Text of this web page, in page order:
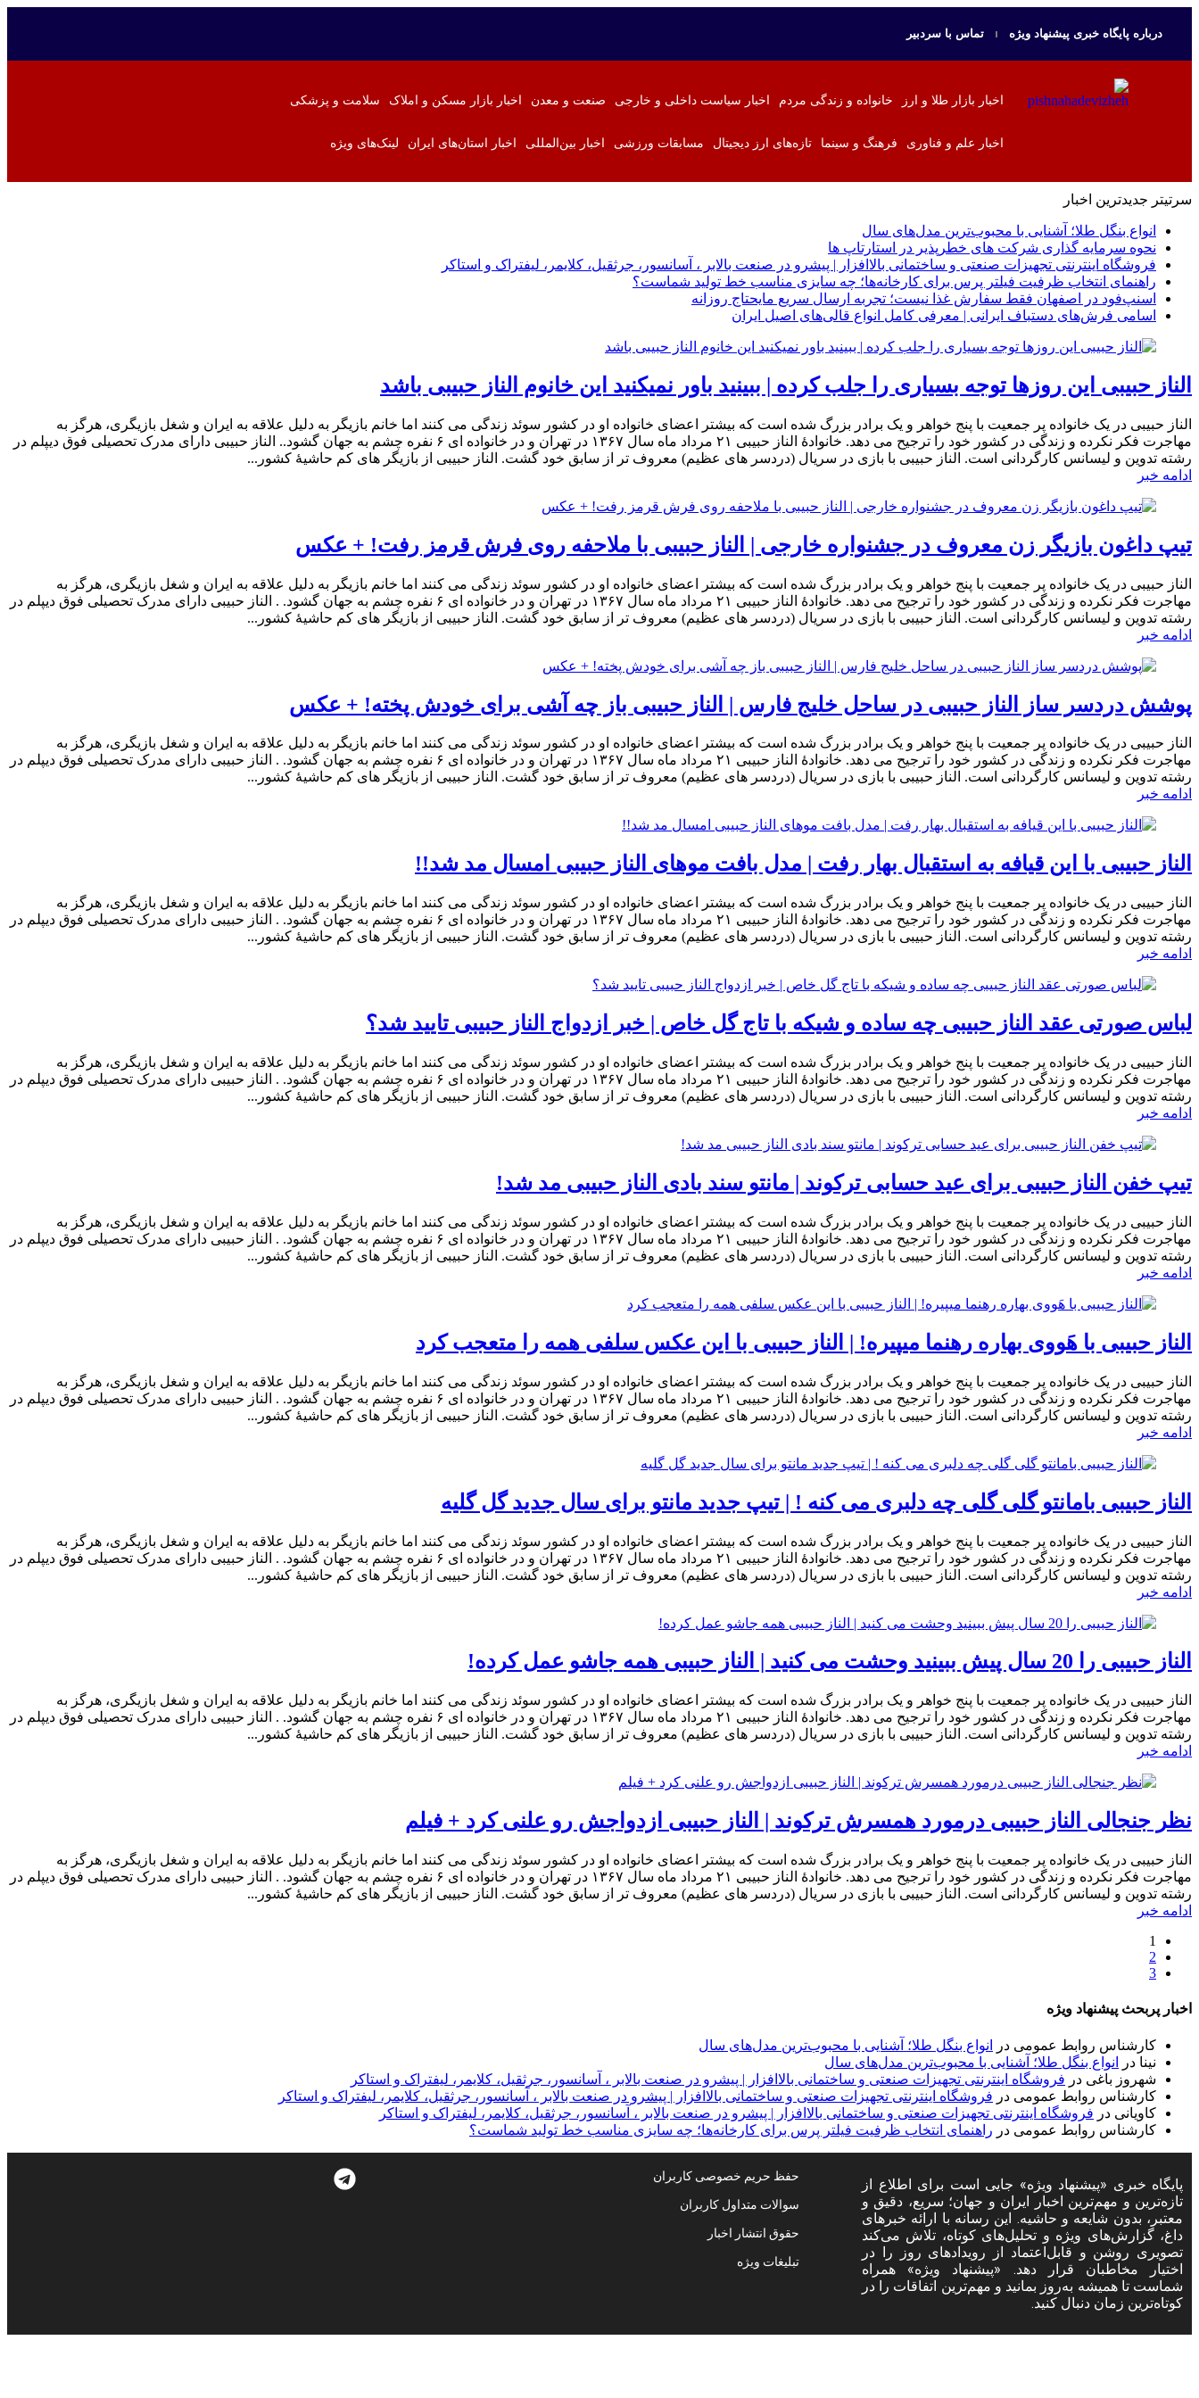
درباره پایگاه خبری پیشنهاد ویژه تماس با سردبیر
اخبار بازار طلا و ارز خانواده و زندگی مردم اخبار سیاست داخلی و خارجی صنعت و معدن اخبار بازار مسکن و املاک سلامت و پزشکی
اخبار علم و فناوری فرهنگ و سینما تازه‌های ارز دیجیتال مسابقات ورزشی اخبار بین‌المللی اخبار استان‌های ایران لینک‌های ویژه
سرتیتر جدیدترین اخبار
انواع بنگل طلا؛ آشنایی با محبوب‌ترین مدل‌های سال
نحوه سرمایه‌ گذاری شرکت‌ های خطرپذیر در استارتاپ ها
فروشگاه اینترنتی تجهیزات صنعتی و ساختمانی بالاافزار | پیشرو در صنعت بالابر ، آسانسور، جرثقیل، کلایمر، لیفتراک و استاکر
راهنمای انتخاب ظرفیت فیلتر پرس برای کارخانه‌ها؛ چه سایزی مناسب خط تولید شماست؟
اسنپ‌فود در اصفهان فقط سفارش غذا نیست؛ تجربه ارسال سریع مایحتاج روزانه
اسامی فرش‌های دستباف ایرانی | معرفی کامل انواع قالی‌های اصیل ایران
الناز حبیبی این روزها توجه بسیاری را جلب کرده | ببینید باور نمیکنید این خانوم الناز حبیبی باشد
الناز حبیبی در یک خانواده پر جمعیت با پنج خواهر و یک برادر بزرگ شده است که بیشتر اعضای خانواده او در کشور سوئد زندگی می کنند اما خانم بازیگر به دلیل علاقه به ایران و شغل بازیگری، هرگز به
مهاجرت فکر نکرده و زندگی در کشور خود را ترجیح می دهد. خانوادۀ الناز حبیبی ۲۱ مرداد ماه سال ۱۳۶۷ در تهران و در خانواده ای ۶ نفره چشم به جهان گشود.. الناز حبیبی دارای مدرک تحصیلی فوق دیپلم در
رشته تدوین و لیسانس کارگردانی است. الناز حبیبی با بازی در سریال (دردسر های عظیم) معروف تر از سابق خود گشت. الناز حبیبی از بازیگر های کم حاشیۀ کشور...
ادامه خبر
تیپ داغون بازیگر زن معروف در جشنواره خارجی | الناز حبیبی با ملاحفه روی فرش قرمز رفت! + عکس
الناز حبیبی در یک خانواده پر جمعیت با پنج خواهر و یک برادر بزرگ شده است که بیشتر اعضای خانواده او در کشور سوئد زندگی می کنند اما خانم بازیگر به دلیل علاقه به ایران و شغل بازیگری، هرگز به
مهاجرت فکر نکرده و زندگی در کشور خود را ترجیح می دهد. خانوادۀ الناز حبیبی ۲۱ مرداد ماه سال ۱۳۶۷ در تهران و در خانواده ای ۶ نفره چشم به جهان گشود. . الناز حبیبی دارای مدرک تحصیلی فوق دیپلم در
رشته تدوین و لیسانس کارگردانی است. الناز حبیبی با بازی در سریال (دردسر های عظیم) معروف تر از سابق خود گشت. الناز حبیبی از بازیگر های کم حاشیۀ کشور...
ادامه خبر
پوشش دردسر ساز الناز حبیبی در ساحل خلیج فارس | الناز حبیبی باز چه آشی برای خودش پخته! + عکس
الناز حبیبی در یک خانواده پر جمعیت با پنج خواهر و یک برادر بزرگ شده است که بیشتر اعضای خانواده او در کشور سوئد زندگی می کنند اما خانم بازیگر به دلیل علاقه به ایران و شغل بازیگری، هرگز به
مهاجرت فکر نکرده و زندگی در کشور خود را ترجیح می دهد. خانوادۀ الناز حبیبی ۲۱ مرداد ماه سال ۱۳۶۷ در تهران و در خانواده ای ۶ نفره چشم به جهان گشود. . الناز حبیبی دارای مدرک تحصیلی فوق دیپلم در
رشته تدوین و لیسانس کارگردانی است. الناز حبیبی با بازی در سریال (دردسر های عظیم) معروف تر از سابق خود گشت. الناز حبیبی از بازیگر های کم حاشیۀ کشور...
ادامه خبر
الناز حبیبی با این قیافه به استقبال بهار رفت | مدل بافت موهای الناز حبیبی امسال مد شد!!
الناز حبیبی در یک خانواده پر جمعیت با پنج خواهر و یک برادر بزرگ شده است که بیشتر اعضای خانواده او در کشور سوئد زندگی می کنند اما خانم بازیگر به دلیل علاقه به ایران و شغل بازیگری، هرگز به
مهاجرت فکر نکرده و زندگی در کشور خود را ترجیح می دهد. خانوادۀ الناز حبیبی ۲۱ مرداد ماه سال ۱۳۶۷ در تهران و در خانواده ای ۶ نفره چشم به جهان گشود. . الناز حبیبی دارای مدرک تحصیلی فوق دیپلم در
رشته تدوین و لیسانس کارگردانی است. الناز حبیبی با بازی در سریال (دردسر های عظیم) معروف تر از سابق خود گشت. الناز حبیبی از بازیگر های کم حاشیۀ کشور...
ادامه خبر
لباس صورتی عقد الناز حبیبی چه ساده و شیکه با تاج گل خاص | خبر ازدواج الناز حبیبی تایید شد؟
الناز حبیبی در یک خانواده پر جمعیت با پنج خواهر و یک برادر بزرگ شده است که بیشتر اعضای خانواده او در کشور سوئد زندگی می کنند اما خانم بازیگر به دلیل علاقه به ایران و شغل بازیگری، هرگز به
مهاجرت فکر نکرده و زندگی در کشور خود را ترجیح می دهد. خانوادۀ الناز حبیبی ۲۱ مرداد ماه سال ۱۳۶۷ در تهران و در خانواده ای ۶ نفره چشم به جهان گشود. . الناز حبیبی دارای مدرک تحصیلی فوق دیپلم در
رشته تدوین و لیسانس کارگردانی است. الناز حبیبی با بازی در سریال (دردسر های عظیم) معروف تر از سابق خود گشت. الناز حبیبی از بازیگر های کم حاشیۀ کشور...
ادامه خبر
تیپ خفن الناز حبیبی برای عید حسابی ترکوند | مانتو سند بادی الناز حبیبی مد شد!
الناز حبیبی در یک خانواده پر جمعیت با پنج خواهر و یک برادر بزرگ شده است که بیشتر اعضای خانواده او در کشور سوئد زندگی می کنند اما خانم بازیگر به دلیل علاقه به ایران و شغل بازیگری، هرگز به
مهاجرت فکر نکرده و زندگی در کشور خود را ترجیح می دهد. خانوادۀ الناز حبیبی ۲۱ مرداد ماه سال ۱۳۶۷ در تهران و در خانواده ای ۶ نفره چشم به جهان گشود. . الناز حبیبی دارای مدرک تحصیلی فوق دیپلم در
رشته تدوین و لیسانس کارگردانی است. الناز حبیبی با بازی در سریال (دردسر های عظیم) معروف تر از سابق خود گشت. الناز حبیبی از بازیگر های کم حاشیۀ کشور...
ادامه خبر
الناز حبیبی با هَووی بهاره رهنما میپیره! | الناز حبیبی با این عکس سلفی همه را متعجب کرد
الناز حبیبی در یک خانواده پر جمعیت با پنج خواهر و یک برادر بزرگ شده است که بیشتر اعضای خانواده او در کشور سوئد زندگی می کنند اما خانم بازیگر به دلیل علاقه به ایران و شغل بازیگری، هرگز به
مهاجرت فکر نکرده و زندگی در کشور خود را ترجیح می دهد. خانوادۀ الناز حبیبی ۲۱ مرداد ماه سال ۱۳۶۷ در تهران و در خانواده ای ۶ نفره چشم به جهان گشود. . الناز حبیبی دارای مدرک تحصیلی فوق دیپلم در
رشته تدوین و لیسانس کارگردانی است. الناز حبیبی با بازی در سریال (دردسر های عظیم) معروف تر از سابق خود گشت. الناز حبیبی از بازیگر های کم حاشیۀ کشور...
ادامه خبر
الناز حبیبی بامانتو گلی گلی چه دلبری می کنه ! | تیپ جدید مانتو برای سال جدید گل گلیه
الناز حبیبی در یک خانواده پر جمعیت با پنج خواهر و یک برادر بزرگ شده است که بیشتر اعضای خانواده او در کشور سوئد زندگی می کنند اما خانم بازیگر به دلیل علاقه به ایران و شغل بازیگری، هرگز به
مهاجرت فکر نکرده و زندگی در کشور خود را ترجیح می دهد. خانوادۀ الناز حبیبی ۲۱ مرداد ماه سال ۱۳۶۷ در تهران و در خانواده ای ۶ نفره چشم به جهان گشود. . الناز حبیبی دارای مدرک تحصیلی فوق دیپلم در
رشته تدوین و لیسانس کارگردانی است. الناز حبیبی با بازی در سریال (دردسر های عظیم) معروف تر از سابق خود گشت. الناز حبیبی از بازیگر های کم حاشیۀ کشور...
ادامه خبر
الناز حبیبی را 20 سال پیش ببینید وحشت می کنید | الناز حبیبی همه جاشو عمل کرده!
الناز حبیبی در یک خانواده پر جمعیت با پنج خواهر و یک برادر بزرگ شده است که بیشتر اعضای خانواده او در کشور سوئد زندگی می کنند اما خانم بازیگر به دلیل علاقه به ایران و شغل بازیگری، هرگز به
مهاجرت فکر نکرده و زندگی در کشور خود را ترجیح می دهد. خانوادۀ الناز حبیبی ۲۱ مرداد ماه سال ۱۳۶۷ در تهران و در خانواده ای ۶ نفره چشم به جهان گشود. . الناز حبیبی دارای مدرک تحصیلی فوق دیپلم در
رشته تدوین و لیسانس کارگردانی است. الناز حبیبی با بازی در سریال (دردسر های عظیم) معروف تر از سابق خود گشت. الناز حبیبی از بازیگر های کم حاشیۀ کشور...
ادامه خبر
نظر جنجالی الناز حبیبی درمورد همسرش ترکوند | الناز حبیبی ازدواجش رو علنی کرد + فیلم
الناز حبیبی در یک خانواده پر جمعیت با پنج خواهر و یک برادر بزرگ شده است که بیشتر اعضای خانواده او در کشور سوئد زندگی می کنند اما خانم بازیگر به دلیل علاقه به ایران و شغل بازیگری، هرگز به
مهاجرت فکر نکرده و زندگی در کشور خود را ترجیح می دهد. خانوادۀ الناز حبیبی ۲۱ مرداد ماه سال ۱۳۶۷ در تهران و در خانواده ای ۶ نفره چشم به جهان گشود. . الناز حبیبی دارای مدرک تحصیلی فوق دیپلم در
رشته تدوین و لیسانس کارگردانی است. الناز حبیبی با بازی در سریال (دردسر های عظیم) معروف تر از سابق خود گشت. الناز حبیبی از بازیگر های کم حاشیۀ کشور...
ادامه خبر
1
2
3
اخبار پربحث پیشنهاد ویژه
کارشناس روابط عمومی در
انواع بنگل طلا؛ آشنایی با محبوب‌ترین مدل‌های سال
نینا در
انواع بنگل طلا؛ آشنایی با محبوب‌ترین مدل‌های سال
شهروز باغی در فروشگاه اینترنتی تجهیزات صنعتی و ساختمانی بالاافزار | پیشرو در صنعت بالابر ، آسانسور، جرثقیل، کلایمر، لیفتراک و استاکر
کارشناس روابط عمومی در فروشگاه اینترنتی تجهیزات صنعتی و ساختمانی بالاافزار | پیشرو در صنعت بالابر ، آسانسور، جرثقیل، کلایمر، لیفتراک و استاکر
کاویانی در فروشگاه اینترنتی تجهیزات صنعتی و ساختمانی بالاافزار | پیشرو در صنعت بالابر ، آسانسور، جرثقیل، کلایمر، لیفتراک و استاکر
کارشناس روابط عمومی در راهنمای انتخاب ظرفیت فیلتر پرس برای کارخانه‌ها؛ چه سایزی مناسب خط تولید شماست؟
پایگاه خبری «پیشنهاد ویژه» جایی است برای اطلاع از
تازه‌ترین و مهم‌ترین اخبار ایران و جهان؛ سریع، دقیق و
معتبر، بدون شایعه و حاشیه. این رسانه با ارائه خبرهای
داغ، گزارش‌های ویژه و تحلیل‌های کوتاه، تلاش می‌کند
تصویری روشن و قابل‌اعتماد از رویدادهای روز را در
اختیار مخاطبان قرار دهد. «پیشنهاد ویژه» همراه
شماست تا همیشه به‌روز بمانید و مهم‌ترین اتفاقات را در
کوتاه‌ترین زمان دنبال کنید.
حفظ حریم خصوصی کاربران
سوالات متداول کاربران
حقوق انتشار اخبار
تبلیغات ویژه